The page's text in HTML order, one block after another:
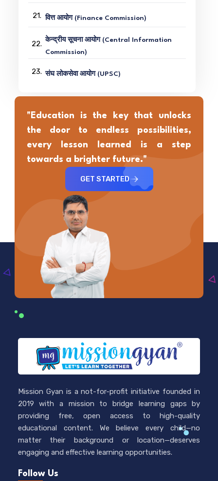
21. वित्त आयोग (Finance Commission)
22. केन्द्रीय सूचना आयोग (Central Information
Commission)
23. संघ लोकसेवा आयोग (UPSC)
"Education is the key that unlocks
the door to endless possibilities,
every lesson learned is a step
towards a brighter future."
GET STARTED
Mission Gyan is a not-for-profit initiative founded in
2019 with a mission to bridge learning gaps by
providing free, open access to high-quality
educational content. We believe every child—no
matter their background or location—deserves
engaging and effective learning opportunities.
Follow Us